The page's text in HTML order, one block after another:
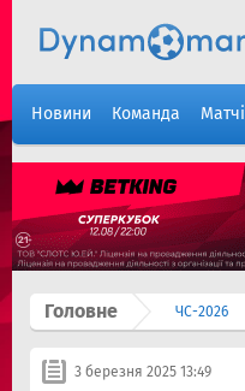
Новини Команда Матчі
Головне ЧС-2026
3 березня 2025 13:49